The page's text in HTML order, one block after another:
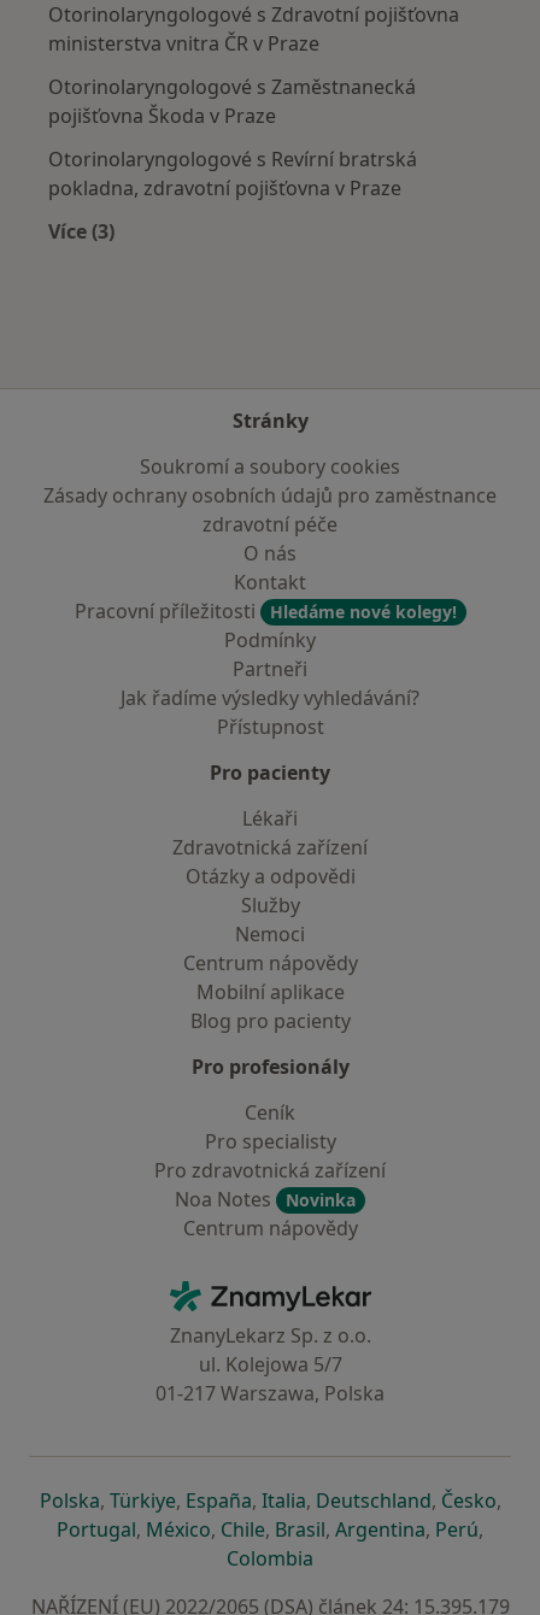
Otorinolaryngologové s Zdravotní pojišťovna
ministerstva vnitra ČR v Praze
Otorinolaryngologové s Zaměstnanecká
pojišťovna Škoda v Praze
Otorinolaryngologové s Revírní bratrská
pokladna, zdravotní pojišťovna v Praze
Více (3)
Stránky
Soukromí a soubory cookies
Zásady ochrany osobních údajů pro zaměstnance
zdravotní péče
O nás
Kontakt
Pracovní příležitosti
Hledáme nové kolegy!
Podmínky
Partneři
Jak řadíme výsledky vyhledávání?
Přístupnost
Pro pacienty
Lékaři
Zdravotnická zařízení
Otázky a odpovědi
Služby
Nemoci
Centrum nápovědy
Mobilní aplikace
Blog pro pacienty
Pro profesionály
Ceník
Pro specialisty
Pro zdravotnická zařízení
Noa Notes
Novinka
Centrum nápovědy
ZnamyLekar - Hlavní stránka
ZnanyLekarz Sp. z o.o.
ul. Kolejowa 5/7
01-217 Warszawa, Polska
Polskase otevře v nové záložce
, Türkiyese otevře v nové záložce
, Españase otevře v nové záložce
, Italiase otevře v nové záložce
, Deutschlandse otevře v
, Českose
,
Portugalse otevře v nové záložce
, Méxicose otevře v nové záložce
, Chilese otevře v nové záložce
, Brasilse otevře v nové
, Argentinase otevře v
, Perúse
,
Colombia
NAŘÍZENÍ (EU) 2022/2065 (DSA) článek 24: 15.395.179